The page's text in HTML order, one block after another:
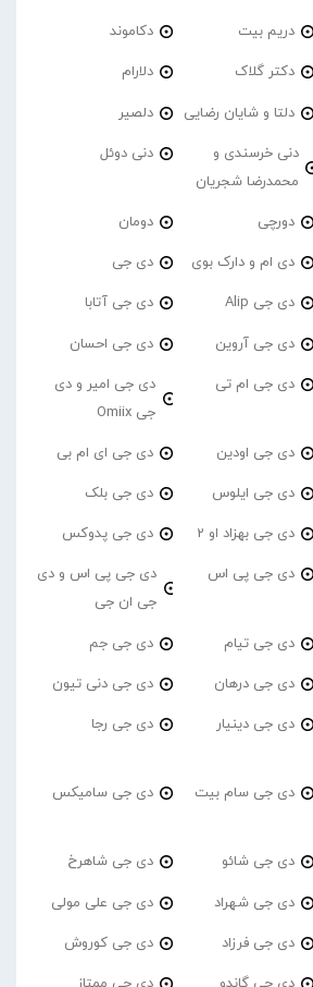
دریم بیت دکاموند
دکتر گلاک دلارام
دلتا و شایان رضایی دلصیر
دنی خرسندی و
محمدرضا شجریان
دنی دوئل
دورچی دومان
دی ام و دارک بوی دی جی
دی جی Alip دی جی آتابا
دی جی آروین دی جی احسان
دی جی ام تی
دی جی امیر و دی
جی Omiix
دی جی اودین دی جی ای ام بی
دی جی ایلوس دی جی بلک
دی جی بهزاد او 2 دی جی پدوکس
دی جی پی اس
دی جی پی اس و دی
جی ان جی
دی جی تیام دی جی جم
دی جی درهان دی جی دنی تیون
دی جی دینیار دی جی رجا
دی جی سام بیت دی جی سامیکس
دی جی شائو دی جی شاهرخ
دی جی شهراد دی جی علی مولی
دی جی فرزاد دی جی کوروش